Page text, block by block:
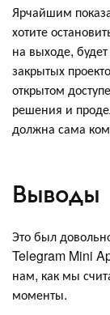
Ярчайшим
хотите
на выходе,
закрытых
открытом
решения и
должна сама
Выводы
Это был
Telegram Mini
нам, как мы
моменты.